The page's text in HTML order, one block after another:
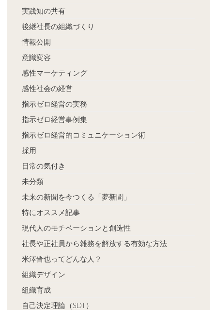
実践知の共有
後継社長の組織づくり
情報公開
意識変容
感性マーケティング
感性社会の経営
指示ゼロ経営の実務
指示ゼロ経営事例集
指示ゼロ経営的コミュニケーション術
採用
日常の気付き
未分類
未来の新聞を今つくる「夢新聞」
特にオススメ記事
現代人のモチベーションと創造性
社長や正社員から雑務を解放する有効な方法
米澤晋也ってどんな人？
組織デザイン
組織育成
自己決定理論（SDT）